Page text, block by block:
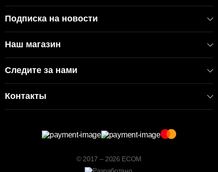
Подписка на новости
Наш магазин
Следите за нами
Контакты
© 2017 – 2026 ECOM